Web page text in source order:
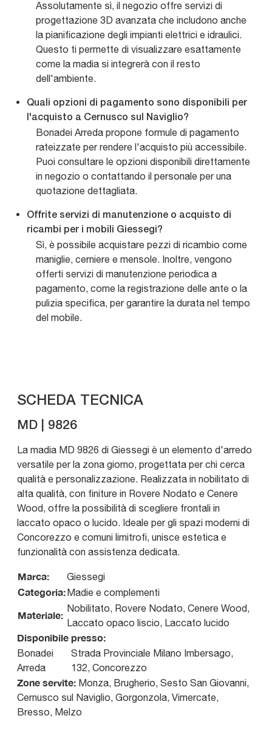
Assolutamente sì, il negozio offre servizi di
progettazione 3D avanzata che includono anche
la pianificazione degli impianti elettrici e idraulici.
Questo ti permette di visualizzare esattamente
come la madia si integrerà con il resto
dell'ambiente.
Quali opzioni di pagamento sono disponibili per
l'acquisto a Cernusco sul Naviglio?
Bonadei Arreda propone formule di pagamento
rateizzate per rendere l'acquisto più accessibile.
Puoi consultare le opzioni disponibili direttamente
in negozio o contattando il personale per una
quotazione dettagliata.
Offrite servizi di manutenzione o acquisto di
ricambi per i mobili Giessegi?
Sì, è possibile acquistare pezzi di ricambio come
maniglie, cerniere e mensole. Inoltre, vengono
offerti servizi di manutenzione periodica a
pagamento, come la registrazione delle ante o la
pulizia specifica, per garantire la durata nel tempo
del mobile.
SCHEDA TECNICA
MD | 9826
La madia MD 9826 di Giessegi è un elemento d'arredo
versatile per la zona giorno, progettata per chi cerca
qualità e personalizzazione. Realizzata in nobilitato di
alta qualità, con finiture in Rovere Nodato e Cenere
Wood, offre la possibilità di scegliere frontali in
laccato opaco o lucido. Ideale per gli spazi moderni di
Concorezzo e comuni limitrofi, unisce estetica e
funzionalità con assistenza dedicata.
Marca: Giessegi
Categoria:Madie e complementi
Materiale:
Nobilitato, Rovere Nodato, Cenere Wood,
Laccato opaco liscio, Laccato lucido
Disponibile presso:
Bonadei
Arreda
Strada Provinciale Milano Imbersago,
132, Concorezzo
Zone servite: Monza, Brugherio, Sesto San Giovanni,
Cernusco sul Naviglio, Gorgonzola, Vimercate,
Bresso, Melzo